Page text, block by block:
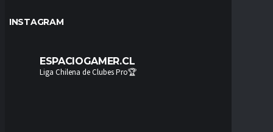
INSTAGRAM
ESPACIOGAMER.CL
Liga Chilena de Clubes Pro🏆